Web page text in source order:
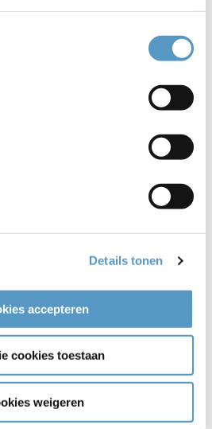
Details tonen
accepteren
cookies toestaan
weigeren
en organisaties hebben heel
Dat laten zij zien op het
september 10:00-16:00 uur op
Er zijn grote en kleine